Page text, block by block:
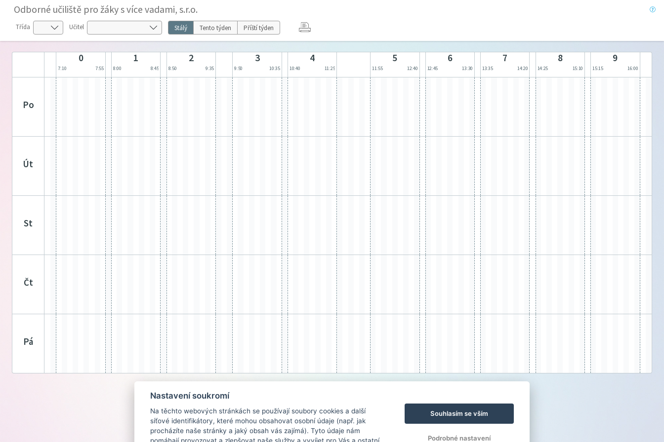
Odborné učiliště pro žáky s více vadami, s.r.o.
Třída Učitel Stálý Tento týden Příští týden
0
7:10 7:55
1
8:00 8:45
2
8:50 9:35
3
9:50 10:35
4
10:40 11:25
5
11:55 12:40
6
12:45 13:30
7
13:35 14:20
8
14:25 15:10
9
15:15 16:00
po
út
st
čt
pá
Nastavení soukromí
Na těchto webových stránkách se používají soubory cookies a další
síťové identifikátory, které mohou obsahovat osobní údaje (např. jak
procházíte naše stránky a jaký obsah vás zajímá). Tyto údaje nám
Souhlasím se vším
Podrobné nastavení